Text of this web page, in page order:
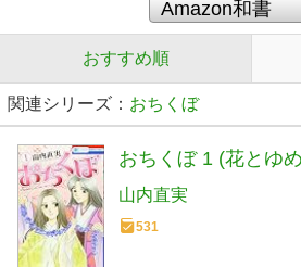
おすすめ順
関連シリーズ： おちくぼ
おちくぼ 1 (花とゆ
山内直実
531